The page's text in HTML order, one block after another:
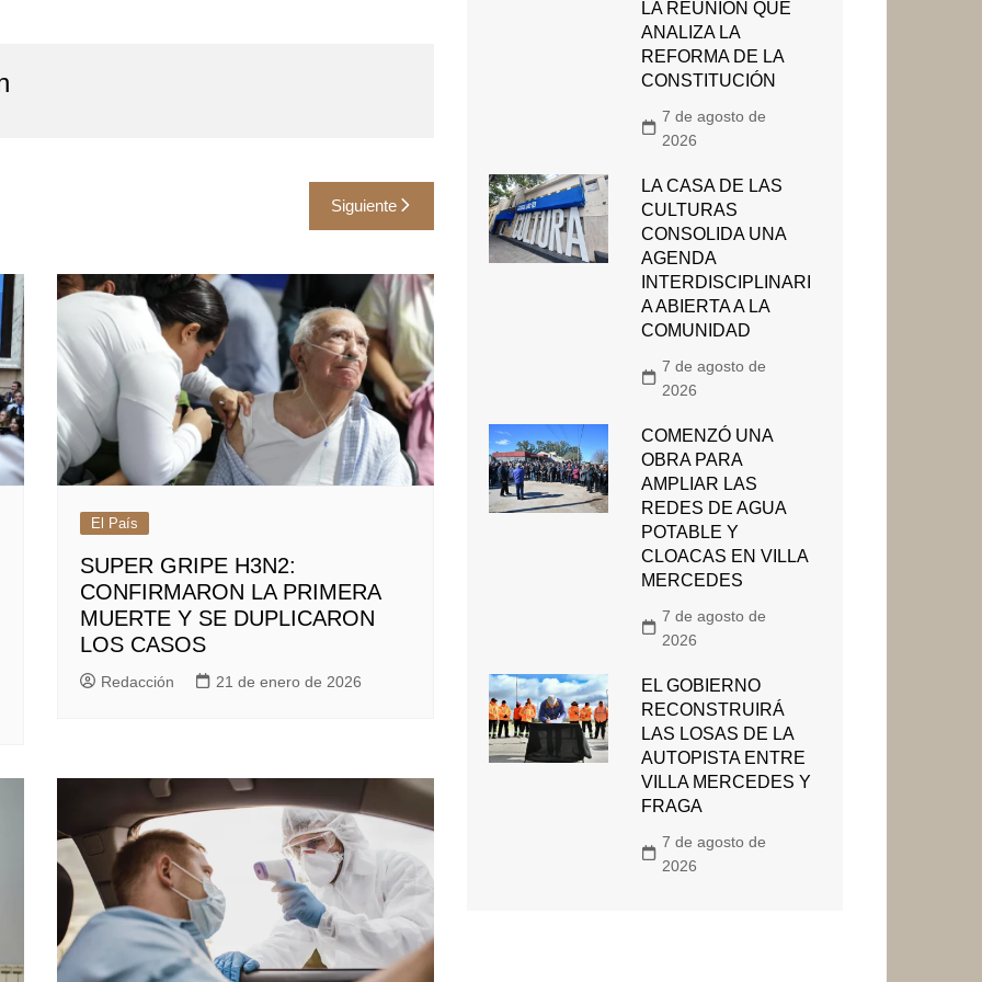
Siguiente
El País
SUPER GRIPE H3N2:
CONFIRMARON LA PRIMERA
MUERTE Y SE DUPLICARON
LOS CASOS
Redacción 21 de enero de 2026
LA REUNIÓN QUE
ANALIZA LA
REFORMA DE LA
CONSTITUCIÓN
7 de agosto de
2026
LA CASA DE LAS
CULTURAS
CONSOLIDA UNA
AGENDA
INTERDISCIPLINARI
A ABIERTA A LA
COMUNIDAD
7 de agosto de
2026
COMENZÓ UNA
OBRA PARA
AMPLIAR LAS
REDES DE AGUA
POTABLE Y
CLOACAS EN VILLA
MERCEDES
7 de agosto de
2026
EL GOBIERNO
RECONSTRUIRÁ
LAS LOSAS DE LA
AUTOPISTA ENTRE
VILLA MERCEDES Y
FRAGA
7 de agosto de
2026